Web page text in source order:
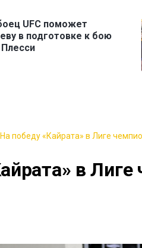
UFC поможет
в подготовке к бою
На победу «Кайрата» в Лиге
в